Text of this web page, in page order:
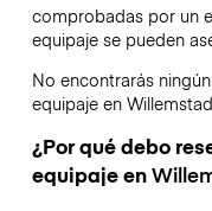
comprobadas por un
equipaje se pueden
No encontrarás
equipaje en Willemstad
¿Por qué debo
equipaje en